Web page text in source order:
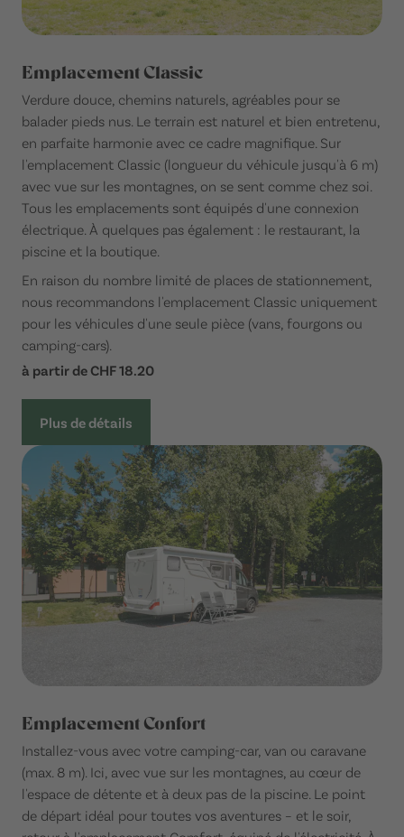
Emplacement Classic
Verdure douce, chemins naturels, agréables pour se
balader pieds nus. Le terrain est naturel et bien entretenu,
en parfaite harmonie avec ce cadre magnifique. Sur
l'emplacement Classic (longueur du véhicule jusqu'à 6 m)
avec vue sur les montagnes, on se sent comme chez soi.
Tous les emplacements sont équipés d'une connexion
électrique. À quelques pas également : le restaurant, la
piscine et la boutique.
En raison du nombre limité de places de stationnement,
nous recommandons l'emplacement Classic uniquement
pour les véhicules d'une seule pièce (vans, fourgons ou
camping-cars).
à partir de CHF 18.20
Plus de détails
Emplacement Confort
Installez-vous avec votre camping-car, van ou caravane
(max. 8 m). Ici, avec vue sur les montagnes, au cœur de
l'espace de détente et à deux pas de la piscine. Le point
de départ idéal pour toutes vos aventures – et le soir,